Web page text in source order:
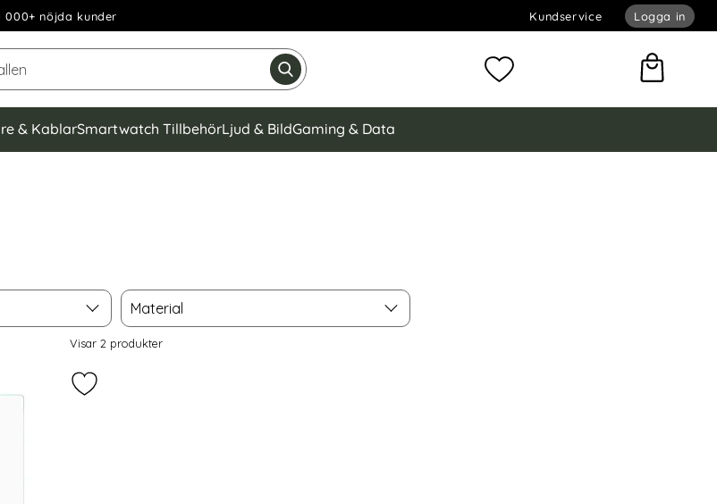
000+ nöjda kunder Kundservice Logga in
Genomför sökning Mina favoriter
& KablarSmartwatch TillbehörLjud & BildGaming & Data
Material
Material
Visar 2 produkter
I Härdat Glas som favorit
Markera sony Xperia 5 III Skärmskydd I Härdat Glas som favorit